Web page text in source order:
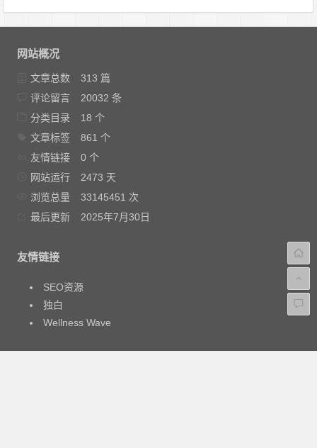
网站概况
文章总数
313 篇
评论留言
20032 条
分类目录
18 个
文章标签
861 个
友情链接
0 个
网站运行
2473 天
浏览总量
33145451 次
最后更新
2025年7月30日
友情链接
SEO资源
独白
Wellness Wave